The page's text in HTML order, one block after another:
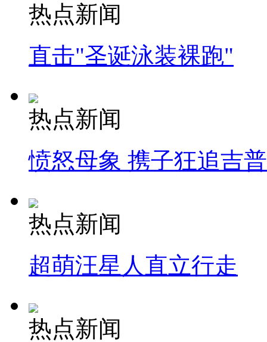
热点新闻
直击"圣诞泳装裸跑"
热点新闻
愤怒母象 携子狂追吉
热点新闻
超萌汪星人直立行走
热点新闻